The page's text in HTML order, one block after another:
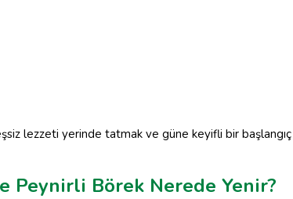
lezzeti yerinde tatmak ve güne keyifli bir
Peynirli Börek Nerede Yenir?